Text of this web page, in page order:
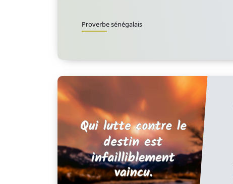
Proverbe sénégalais